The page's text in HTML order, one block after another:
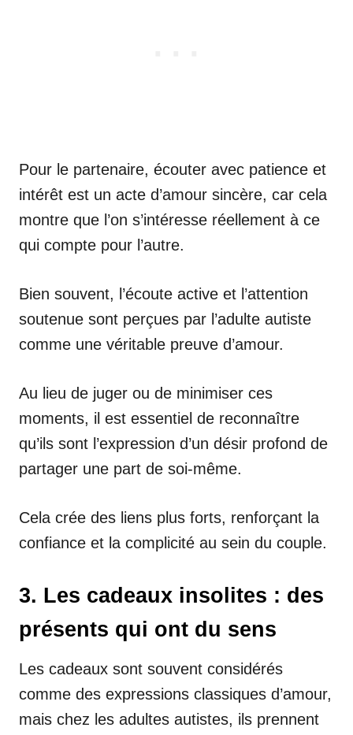
Pour le partenaire, écouter avec patience et
intérêt est un acte d’amour sincère, car cela
montre que l’on s’intéresse réellement à ce
qui compte pour l’autre.
Bien souvent, l’écoute active et l’attention
soutenue sont perçues par l’adulte autiste
comme une véritable preuve d’amour.
Au lieu de juger ou de minimiser ces
moments, il est essentiel de reconnaître
qu’ils sont l’expression d’un désir profond de
partager une part de soi-même.
Cela crée des liens plus forts, renforçant la
confiance et la complicité au sein du couple.
3. Les cadeaux insolites : des
présents qui ont du sens
Les cadeaux sont souvent considérés
comme des expressions classiques d’amour,
mais chez les adultes autistes, ils prennent